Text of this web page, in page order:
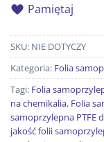
Pamiętaj
SKU: NIE DOTYCZY
Kategoria: Folia
Tagi: Folia
na chemikalia, Folia
samoprzylepna PTFE
jakość folii